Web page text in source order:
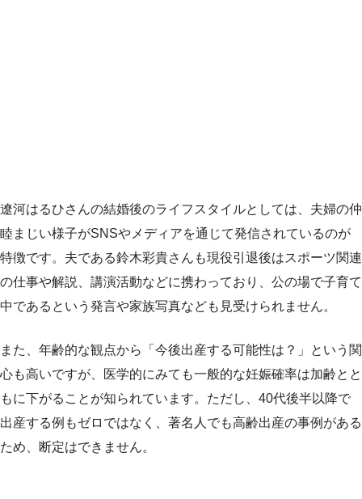
遼河はるひさんの結婚後のライフスタイルとしては、夫婦の仲
睦まじい様子がSNSやメディアを通じて発信されているのが
特徴です。夫である鈴木彩貴さんも現役引退後はスポーツ関連
の仕事や解説、講演活動などに携わっており、公の場で子育て
中であるという発言や家族写真なども見受けられません。
また、年齢的な観点から「今後出産する可能性は？」という関
心も高いですが、医学的にみても一般的な妊娠確率は加齢とと
もに下がることが知られています。ただし、40代後半以降で
出産する例もゼロではなく、著名人でも高齢出産の事例がある
ため、断定はできません。